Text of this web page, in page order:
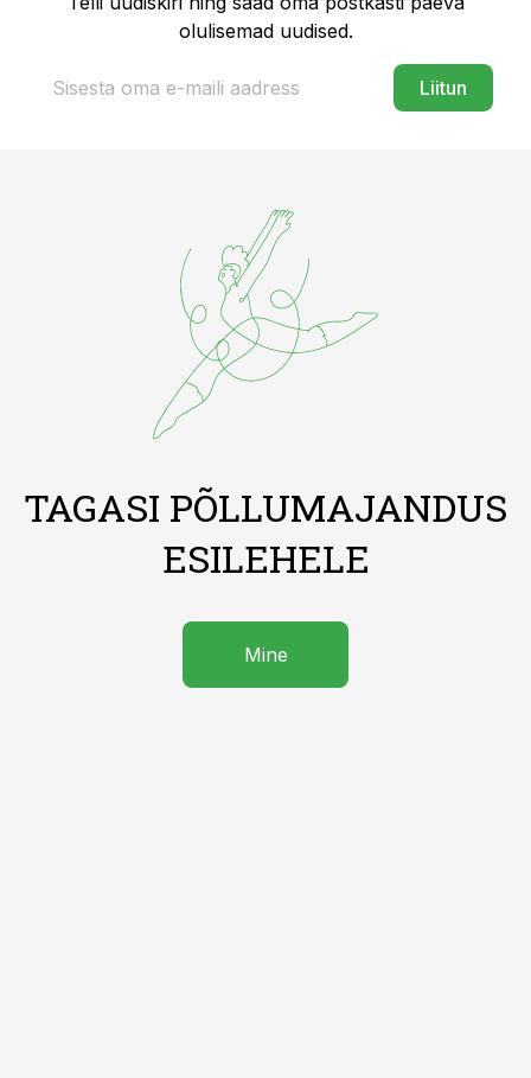
olulisemad uudised.
Liitun
TAGASI PÕLLUMAJANDUS
ESILEHELE
Mine